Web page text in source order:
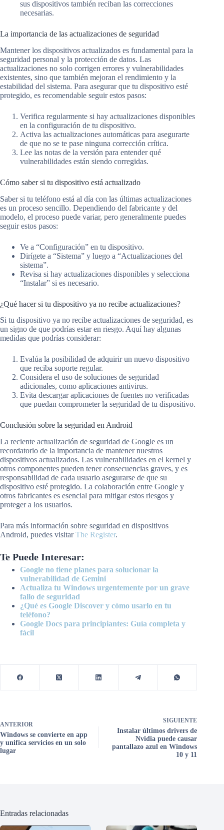
sus dispositivos también reciban las correcciones
necesarias.
La importancia de las actualizaciones de seguridad
Mantener los dispositivos actualizados es fundamental para la
seguridad personal y la protección de datos. Las
actualizaciones no solo corrigen errores y vulnerabilidades
existentes, sino que también mejoran el rendimiento y la
estabilidad del sistema. Para asegurar que tu dispositivo esté
protegido, es recomendable seguir estos pasos:
Verifica regularmente si hay actualizaciones disponibles
en la configuración de tu dispositivo.
Activa las actualizaciones automáticas para asegurarte
de que no se te pase ninguna corrección crítica.
Lee las notas de la versión para entender qué
vulnerabilidades están siendo corregidas.
Cómo saber si tu dispositivo está actualizado
Saber si tu teléfono está al día con las últimas actualizaciones
es un proceso sencillo. Dependiendo del fabricante y del
modelo, el proceso puede variar, pero generalmente puedes
seguir estos pasos:
Ve a “Configuración” en tu dispositivo.
Dirígete a “Sistema” y luego a “Actualizaciones del
sistema”.
Revisa si hay actualizaciones disponibles y selecciona
“Instalar” si es necesario.
¿Qué hacer si tu dispositivo ya no recibe actualizaciones?
Si tu dispositivo ya no recibe actualizaciones de seguridad, es
un signo de que podrías estar en riesgo. Aquí hay algunas
medidas que podrías considerar:
Evalúa la posibilidad de adquirir un nuevo dispositivo
que reciba soporte regular.
Considera el uso de soluciones de seguridad
adicionales, como aplicaciones antivirus.
Evita descargar aplicaciones de fuentes no verificadas
que puedan comprometer la seguridad de tu dispositivo.
Conclusión sobre la seguridad en Android
La reciente actualización de seguridad de Google es un
recordatorio de la importancia de mantener nuestros
dispositivos actualizados. Las vulnerabilidades en el kernel y
otros componentes pueden tener consecuencias graves, y es
responsabilidad de cada usuario asegurarse de que su
dispositivo esté protegido. La colaboración entre Google y
otros fabricantes es esencial para mitigar estos riesgos y
proteger a los usuarios.
Para más información sobre seguridad en dispositivos
Android, puedes visitarThe Register.
Te Puede Interesar:
Google no tiene planes para solucionar la
vulnerabilidad de Gemini
Actualiza tu Windows urgentemente por un grave
fallo de seguridad
¿Qué es Google Discover y cómo usarlo en tu
teléfono?
Google Docs para principiantes: Guía completa y
fácil
ANTERIOR
Windows se convierte en app
y unifica servicios en un solo
lugar
SIGUIENTE
Instalar últimos drivers de
Nvidia puede causar
pantallazo azul en Windows
10 y 11
Entradas relacionadas